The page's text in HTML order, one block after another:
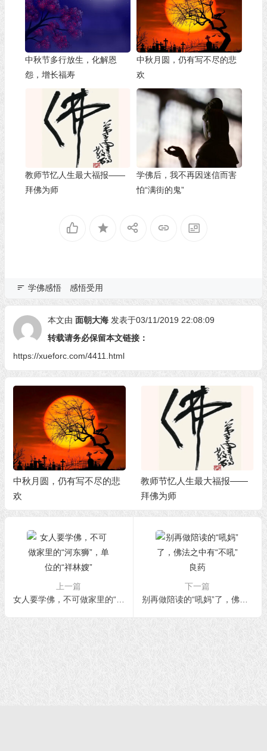
中秋节多行放生，化解恩
怨，增长福寿
中秋月圆，仍有写不尽的悲
欢
教师节忆人生最大福报——
拜佛为师
学佛后，我不再因迷信而害
怕“满街的鬼”
学佛感悟 感悟受用
本文由 面朝大海 发表于03/11/2019 22:08:09
转载请务必保留本文链接：
https://xueforc.com/4411.html
中秋月圆，仍有写不尽的悲
欢
教师节忆人生最大福报——
拜佛为师
上一篇
下一篇
别再做陪读的“吼妈”了，佛法之中有“不吼”良药